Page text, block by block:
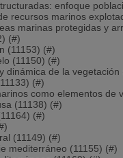
enfoque
recursos marinos
marinas protegidas y
(#)
(11153) (#)
(11150) (#)
dinámica de la vegetación
(#)
como elementos de
(11138) (#)
(#)
(11149) (#)
mediterráneo (11155) (#)